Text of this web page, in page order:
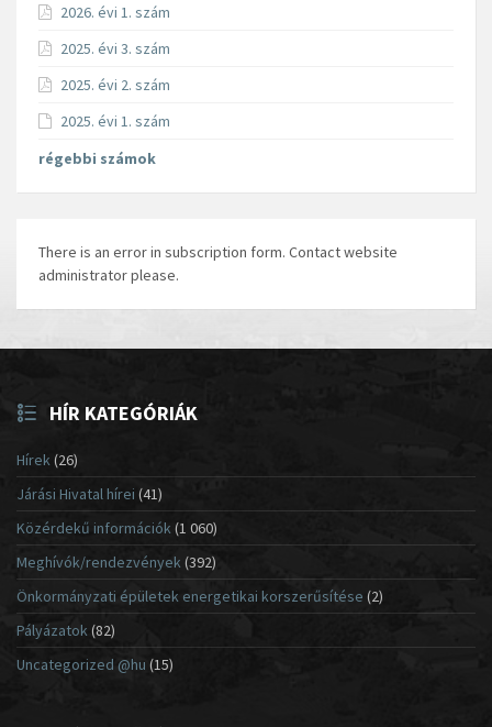
2026. évi 1. szám
2025. évi 3. szám
2025. évi 2. szám
2025. évi 1. szám
régebbi számok
There is an error in subscription form. Contact website
administrator please.
HÍR KATEGÓRIÁK
Hírek(26)
Járási Hivatal hírei (41)
Közérdekű információk(1 060)
Meghívók/rendezvények (392)
Önkormányzati épületek energetikai korszerűsítése (2)
Pályázatok (82)
Uncategorized @hu (15)